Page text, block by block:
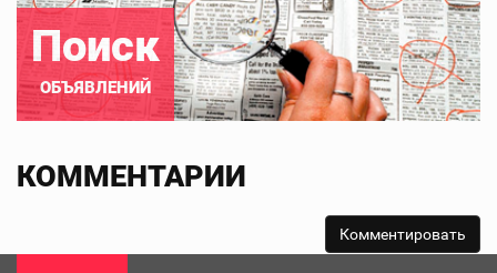
Поиск
ОБЪЯВЛЕНИЙ
КОММЕНТАРИИ